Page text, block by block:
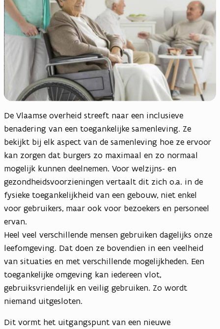
De Vlaamse overheid streeft naar een inclusieve
benadering van een toegankelijke samenleving. Ze
bekijkt bij elk aspect van de samenleving hoe ze ervoor
kan zorgen dat burgers zo maximaal en zo normaal
mogelijk kunnen deelnemen. Voor welzijns- en
gezondheidsvoorzieningen vertaalt dit zich o.a. in de
fysieke toegankelijkheid van een gebouw, niet enkel
voor gebruikers, maar ook voor bezoekers en personeel
ervan.
Heel veel verschillende mensen gebruiken dagelijks onze
leefomgeving. Dat doen ze bovendien in een veelheid
van situaties en met verschillende mogelijkheden. Een
toegankelijke omgeving kan iedereen vlot,
gebruiksvriendelijk en veilig gebruiken. Zo wordt
niemand uitgesloten.
Dit vormt het uitgangspunt van een nieuwe